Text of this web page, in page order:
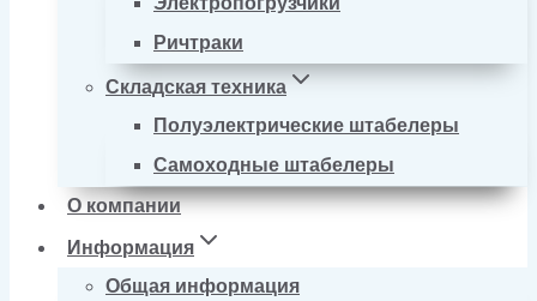
Ричтраки
Складская техника
Полуэлектрические штабелеры
Самоходные штабелеры
О компании
Информация
Общая информация